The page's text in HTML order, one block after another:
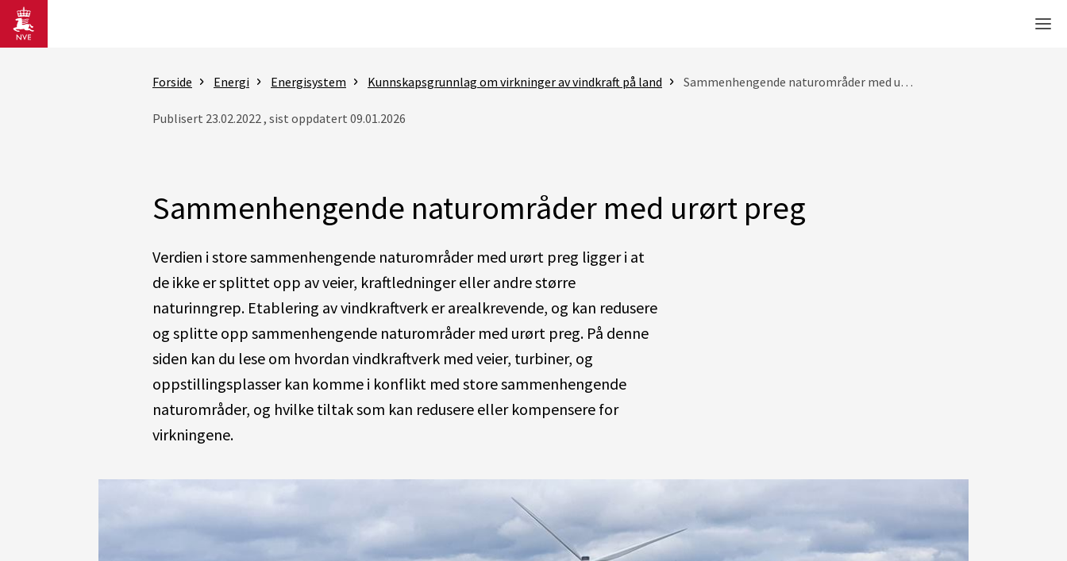
Gå til hovedinnhold
Forside Energi Energisystem Kunnskapsgrunnlag om virkninger av vindkraft på land Sammenhengende naturområder med urørt preg
Publisert 23.02.2022 , sist oppdatert 09.01.2026
Sammenhengende naturområder med urørt preg
Verdien i store sammenhengende naturområder med urørt preg ligger i at
de ikke er splittet opp av veier, kraftledninger eller andre større
naturinngrep. Etablering av vindkraftverk er arealkrevende, og kan redusere
og splitte opp sammenhengende naturområder med urørt preg. På denne
siden kan du lese om hvordan vindkraftverk med veier, turbiner, og
oppstillingsplasser kan komme i konflikt med store sammenhengende
naturområder, og hvilke tiltak som kan redusere eller kompensere for
virkningene.